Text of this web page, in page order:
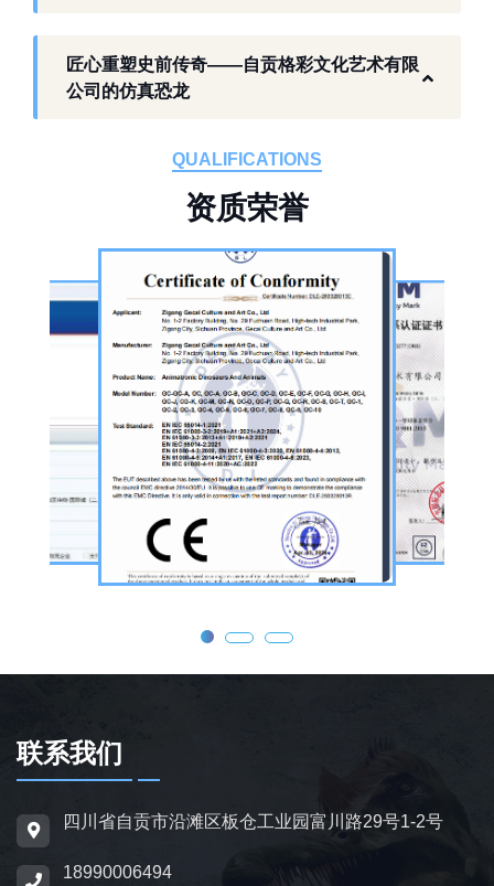
工厂生产基础 构建恐龙产业全链服务
作为开展史前仿真模型生产的恐龙制作工厂，
板仓工业园，拥有标准化生产车间、配套生产
品的恐龙制作公司。公司采用按需定制模式，
从前期方案设计、场景规划，到中期原料选
择、工序制作，再到后期运输配送、上门安装
调试，形成全流程服务，可用于主题乐园、文
旅景区、科普展馆、商业广场、大型展会、节
庆活动等场景。
公司核心业务为仿真恐龙制作，产品线涵盖静
态展示、动态互动、游乐体验三类。其中，机
器恐龙结合机械传动、智能控制技术，可实现
眨眼、张嘴吼叫、摆尾、行走、呼吸起伏等动
态效果，皮肤采用环保硅胶材质，还原史前恐
大型雕塑，覆盖霸王龙、三角龙、剑龙、长颈
龙、翼龙等常见品类，同时支持恐龙化石骨架
场景摆放。
为适配亲子游乐场景，公司推出恐龙电动车与
防滑车轮、限速装置及安全扶手，适用于乐
匠心重塑史前传奇——自贡格彩文化艺术有限
公司的仿真恐龙
QUALIFICATIONS
资质荣誉
联系我们
四川省自贡市沿滩区板仓工业园富川路29号1-2号
18990006494